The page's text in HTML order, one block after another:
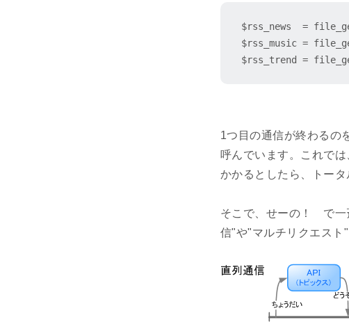
$rss_news  =
$rss_music =
1つ目の通信が終わるの
呼んでいます。これで
かかるとしたら、トー
そこで、せーの！ で一
信"や"マルチリクエスト